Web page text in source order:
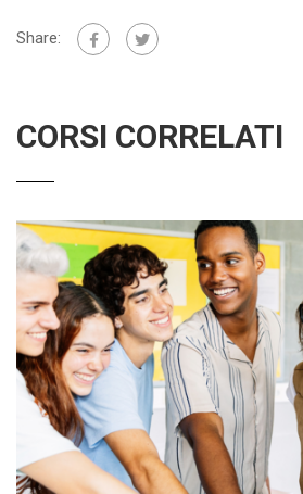
Share:
CORSI CORRELATI